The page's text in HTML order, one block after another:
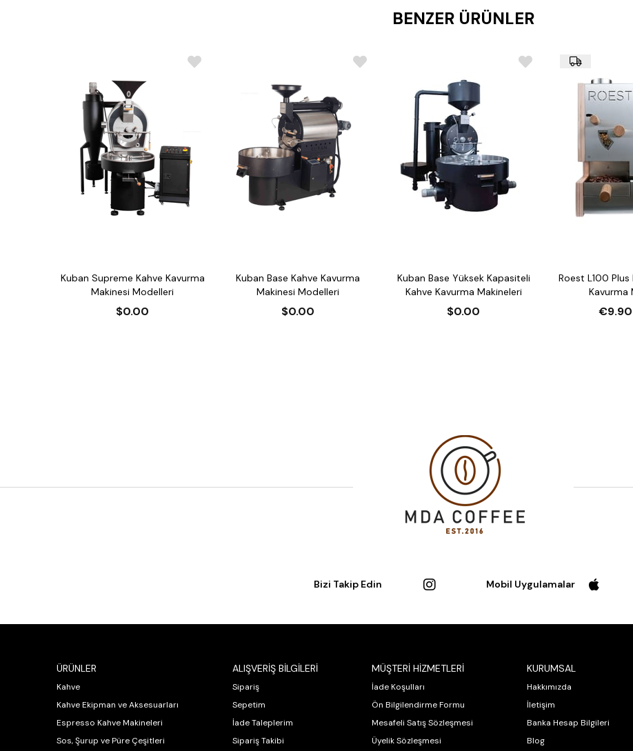
BENZER ÜRÜNLER
Kuban Supreme Kahve Kavurma
Makinesi Modelleri
$0.00
Kuban Base Kahve Kavurma
Makinesi Modelleri
$0.00
Kuban Base Yüksek Kapasiteli
Kahve Kavurma Makineleri
$0.00
Roest L100 Plus
Kavurma
Bizi Takip Edin Mobil Uygulamalar
ÜRÜNLER
Kahve
Kahve Ekipman ve Aksesuarları
Espresso Kahve Makineleri
Sos, Şurup ve Püre Çeşitleri
ALIŞVERİŞ BİLGİLERİ
Sipariş
Sepetim
İade Taleplerim
Sipariş Takibi
MÜŞTERİ HİZMETLERİ
İade Koşulları
Ön Bilgilendirme Formu
Mesafeli Satış Sözleşmesi
Üyelik Sözleşmesi
KURUMSAL
Hakkımızda
İletişim
Banka Hesap Bilgileri
Blog